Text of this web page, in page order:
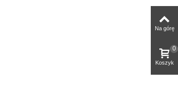
Na górę
Koszyk
0